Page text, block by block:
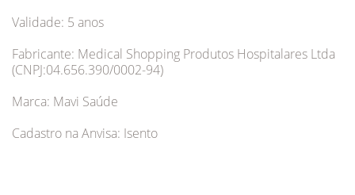
Validade: 5 anos
Fabricante: Medical Shopping Produtos Hospitalares Ltda
(CNPJ:04.656.390/0002-94)
Marca: Mavi Saúde
Cadastro na Anvisa: Isento